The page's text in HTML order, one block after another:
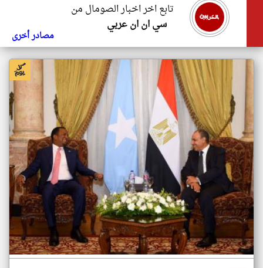
تابع اخر اخبار الصومال من
سي ان ان عربي
مصادر أخرى